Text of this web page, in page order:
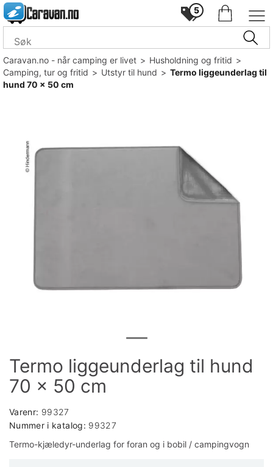
5
Caravan.no - når camping er livet>Husholdning og fritid>
Camping, tur og fritid>Utstyr til hund>Termo liggeunderlag til
hund 70 x 50 cm
Termo liggeunderlag til hund
70 x 50 cm
Varenr: 99327
Nummer i katalog: 99327
Termo-kjæledyr-underlag for foran og i bobil / campingvogn